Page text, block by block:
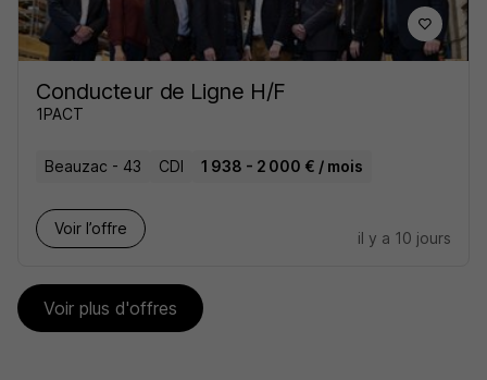
Conducteur de Ligne H/F
1PACT
Beauzac - 43 CDI 1 938 - 2 000 € / mois
Voir l’offre
il y a 10 jours
Voir plus d'offres